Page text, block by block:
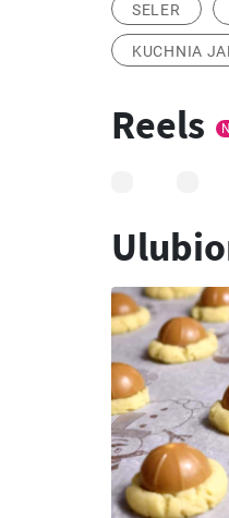
SELER
KUCHNIA
Reels